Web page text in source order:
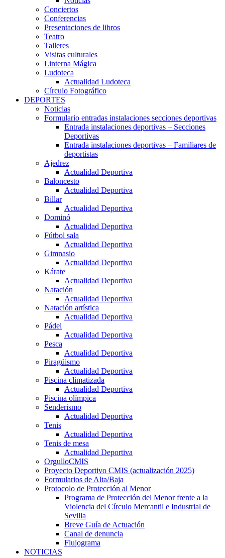
Conciertos
Conferencias
Presentaciones de libros
Teatro
Talleres
Visitas culturales
Linterna Mágica
Ludoteca
Actualidad Ludoteca
Círculo Fotográfico
DEPORTES
Noticias
Formulario entradas instalaciones secciones deportivas
Entrada instalaciones deportivas – Secciones
Deportivas
Entrada instalaciones deportivas – Familiares de
deportistas
Ajedrez
Actualidad Deportiva
Baloncesto
Actualidad Deportiva
Billar
Actualidad Deportiva
Dominó
Actualidad Deportiva
Fútbol sala
Actualidad Deportiva
Gimnasio
Actualidad Deportiva
Kárate
Actualidad Deportiva
Natación
Actualidad Deportiva
Natación artística
Actualidad Deportiva
Pádel
Actualidad Deportiva
Pesca
Actualidad Deportiva
Piragüismo
Actualidad Deportiva
Piscina climatizada
Actualidad Deportiva
Piscina olímpica
Senderismo
Actualidad Deportiva
Tenis
Actualidad Deportiva
Tenis de mesa
Actualidad Deportiva
OrgulloCMIS
Proyecto Deportivo CMIS (actualización 2025)
Formularios de Alta/Baja
Protocolo de Protección al Menor
Programa de Protección del Menor frente a la
Violencia del Círculo Mercantil e Industrial de
Sevilla
Breve Guía de Actuación
Canal de denuncia
Flujograma
NOTICIAS